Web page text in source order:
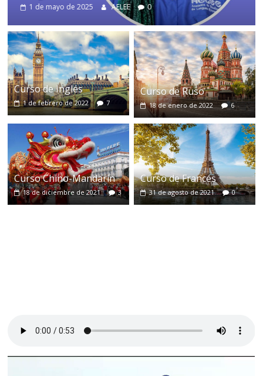
1 de mayo de 2025 AELEE 0
Curso de Inglés
1 de febrero de 2022 7
Curso de Ruso
18 de enero de 2022 6
Curso Chino-Mandarín
18 de diciembre de 2021 3
Curso de Francés
31 de agosto de 2021 0